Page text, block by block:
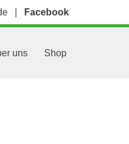
Facebook
uns Shop